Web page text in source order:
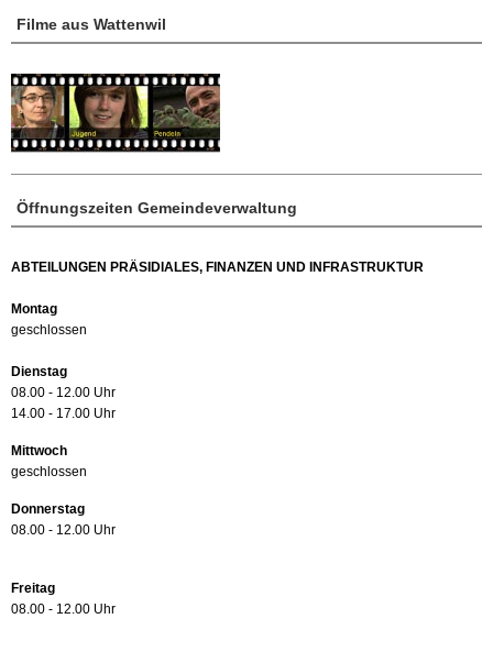
Öffnungszeiten Gemeindeverwaltung
ABTEILUNGEN PRÄSIDIALES, FINANZEN UND INFRASTRUKTUR
Montag
geschlossen
Dienstag
08.00 - 12.00 Uhr
14.00 - 17.00 Uhr
Mittwoch
geschlossen
Donnerstag
08.00 - 12.00 Uhr
Freitag
08.00 - 12.00 Uhr
Filme aus Wattenwil